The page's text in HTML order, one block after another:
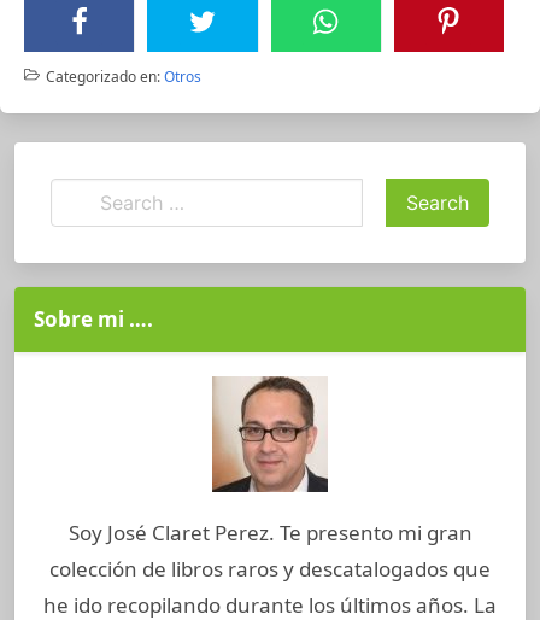
Categorizado en:Otros
Sobre mi ….
Soy José Claret Perez. Te presento mi gran
colección de libros raros y descatalogados que
he ido recopilando durante los últimos años. La